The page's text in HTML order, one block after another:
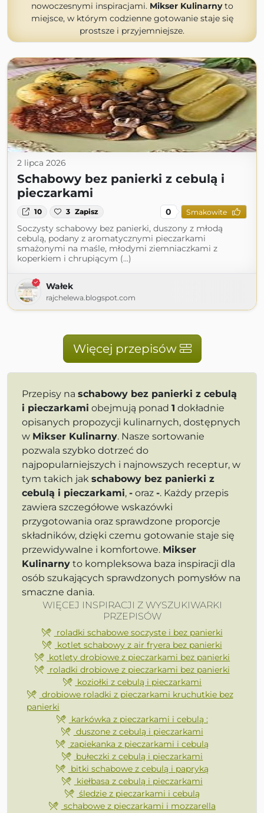
nowoczesnymi inspiracjami. Mikser Kulinarnyto
miejsce, w którym codzienne gotowanie staje się
prostsze i przyjemniejsze.
2 lipca 2026
Schabowy bez panierki z cebulą i
pieczarkami
10 3 Zapisz 0 Smakowite
Soczysty schabowy bez panierki, duszony z młodą
cebulą, podany z aromatycznymi pieczarkami
smażonymi na maśle, młodymi ziemniaczkami z
koperkiem i chrupiącym (...)
Wałek
rajchelewa.blogspot.com
Więcej przepisów
Przepisy na schabowy bez panierki z cebulą
i pieczarkami obejmują ponad 1 dokładnie
opisanych propozycji kulinarnych, dostępnych
w Mikser Kulinarny. Nasze sortowanie
pozwala szybko dotrzeć do
najpopularniejszych i najnowszych receptur, w
tym takich jak schabowy bez panierki z
cebulą i pieczarkami, - oraz -. Każdy przepis
zawiera szczegółowe wskazówki
przygotowania oraz sprawdzone proporcje
składników, dzięki czemu gotowanie staje się
przewidywalne i komfortowe. Mikser
Kulinarny to kompleksowa baza inspiracji dla
osób szukających sprawdzonych pomysłów na
smaczne dania.
WIĘCEJ INSPIRACJI Z WYSZUKIWARKI
PRZEPISÓW
roladki schabowe soczyste i bez panierki
kotlet schabowy z air fryera bez panierki
kotlety drobiowe z pieczarkami bez panierki
roladki drobiowe z pieczarkami bez panierki
koziołki z cebulą i pieczarkami
drobiowe roladki z pieczarkami kruchutkie bez
panierki
karkówka z pieczarkami i cebulą :
duszone z cebulą i pieczarkami
zapiekanka z pieczarkami i cebulą
bułeczki z cebulą i pieczarkami
bitki schabowe z cebulą i papryką
kiełbasa z cebulą i pieczarkami
śledzie z pieczarkami i cebulą
schabowe z pieczarkami i mozzarella